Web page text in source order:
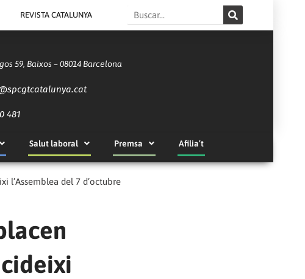
REVISTA CATALUNYA Search
59, Baixos – 08014 Barcelona
spcgtcatalunya.cat
481
Salut laboral Premsa Afilia’t
l’Assemblea del 7 d’octubre